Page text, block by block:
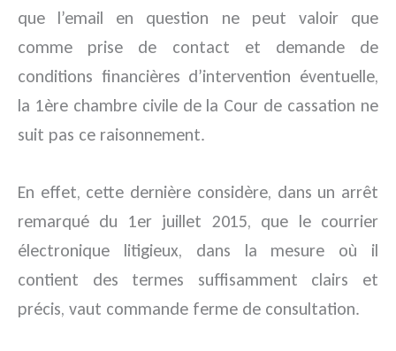
que l’email en question ne peut valoir que
comme prise de contact et demande de
conditions financières d’intervention éventuelle,
la 1ère chambre civile de la Cour de cassation ne
suit pas ce raisonnement.
En effet, cette dernière considère, dans un arrêt
remarqué du 1er juillet 2015, que le courrier
électronique litigieux, dans la mesure où il
contient des termes suffisamment clairs et
précis, vaut commande ferme de consultation.